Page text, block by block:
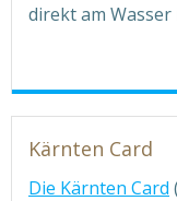
direkt am Wasser
Kärnten Card
Die Kärnten Card